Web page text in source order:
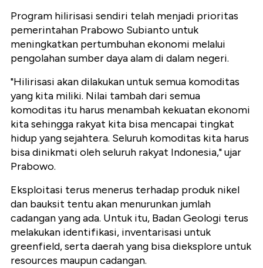
Program hilirisasi sendiri telah menjadi prioritas
pemerintahan Prabowo Subianto untuk
meningkatkan pertumbuhan ekonomi melalui
pengolahan sumber daya alam di dalam negeri.
"Hilirisasi akan dilakukan untuk semua komoditas
yang kita miliki. Nilai tambah dari semua
komoditas itu harus menambah kekuatan ekonomi
kita sehingga rakyat kita bisa mencapai tingkat
hidup yang sejahtera. Seluruh komoditas kita harus
bisa dinikmati oleh seluruh rakyat Indonesia," ujar
Prabowo.
Eksploitasi terus menerus terhadap produk nikel
dan bauksit tentu akan menurunkan jumlah
cadangan yang ada. Untuk itu, Badan Geologi terus
melakukan identifikasi, inventarisasi untuk
greenfield, serta daerah yang bisa dieksplore untuk
resources maupun cadangan.